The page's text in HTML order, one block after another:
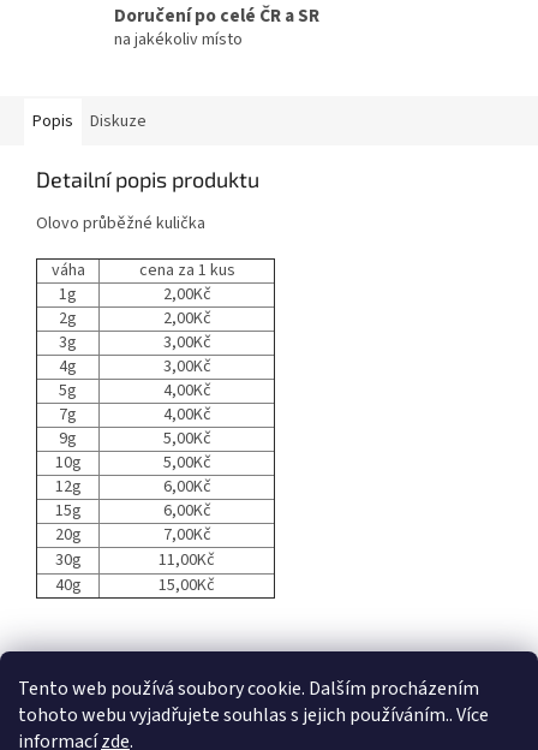
Tento web používá soubory cookie. Dalším procházením
tohoto webu vyjadřujete souhlas s jejich používáním.. Více
informacízde.
Doručení po celé ČR a SR
na jakékoliv místo
Popis Diskuze
Detailní popis produktu
Olovo průběžné kulička
váha
cena za 1 kus
1g
2,00Kč
2g
2,00Kč
3g
3,00Kč
4g
3,00Kč
5g
4,00Kč
7g
4,00Kč
9g
5,00Kč
10g
5,00Kč
12g
6,00Kč
15g
6,00Kč
20g
7,00Kč
30g
11,00Kč
40g
15,00Kč
Z